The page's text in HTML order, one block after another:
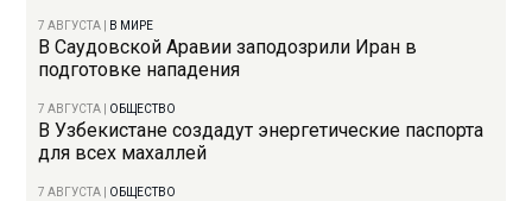
7 АВГУСТА В МИРЕ
В Саудовской Аравии заподозрили Иран в
подготовке нападения
7 АВГУСТА ОБЩЕСТВО
В Узбекистане создадут энергетические паспорта
для всех махаллей
7 АВГУСТА ОБЩЕСТВО